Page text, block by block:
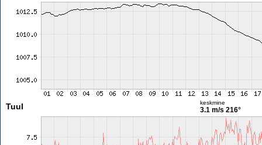
Tuul keskmine
3.1 m/s 216°